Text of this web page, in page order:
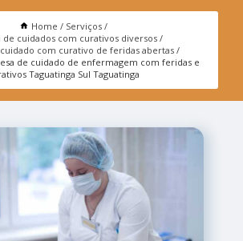
Home
Serviços
de cuidados com curativos diversos
com curativo de feridas abertas
de cuidado de enfermagem com feridas e
Taguatinga Sul Taguatinga